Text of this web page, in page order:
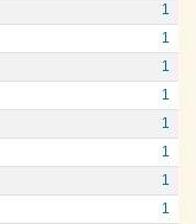
1
1
1
1
1
1
1
1